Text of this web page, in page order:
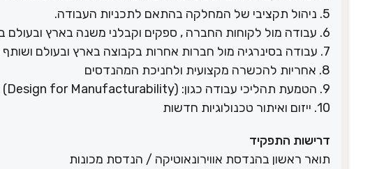
5. ניהול תקציבי של המחלקה בהתאם לתכניות העבודה.
6. עבודה מול לקוחות החברה , ספקים וקבלני משנה בארץ ובעולם בנושאים הנדסיים.
7. עבודה בסינרגיה מול חברות אחרות בקבוצה בארץ ובעולם ושותף פעיל בתחומי ההנדסה ברמת הקבוצה.
8. אחריות להכשרה מקצועית ולחניכת המהנדסים
9. הטמעת תהליכי עבודה כגון: DTC (Design to Cost), DFM (Design for Manufacturability)
10. ייזום ואיתור טכנולוגיות חדשות
דרישות התפקיד
תואר ראשון בהנדסת אווירונאוטיקה / הנדסת מכונות